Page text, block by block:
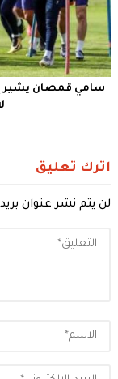
سامي قمصان يشير
اترك تعليق
لن يتم نشر عنوان